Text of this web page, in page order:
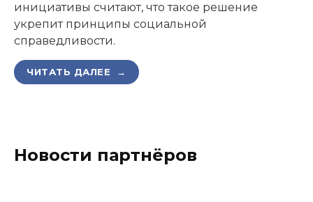
инициативы считают, что такое решение
укрепит принципы социальной
справедливости.
ЧИТАТЬ ДАЛЕЕ →
Новости партнёров